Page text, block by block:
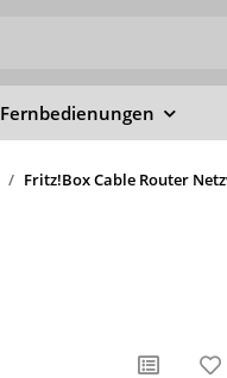
Fernbedienungen
Fritz!Box Cable Router